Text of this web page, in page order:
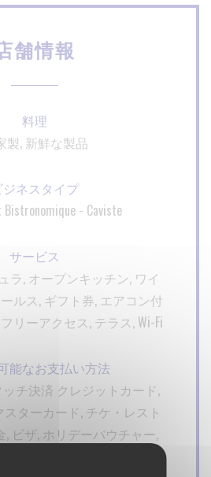
舗情報
料理
製, 新鮮な製品
ジネスタイプ
Bistronomique - Caviste
サービス
ラ, オープンキッチン, ワイ
ルス, ギフト券, エアコン付
リーアクセス, テラス, Wi-Fi
能なお支払い方法
チ決済 クレジットカード,
ターカード, チケ・レスト
, ビザ, ホリデーバウチャー,